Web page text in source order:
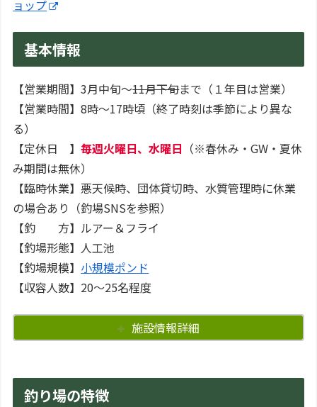
ョップ
基本情報
【営業期間】3月中旬～11月下旬まで（１年目は営業）
【営業時間】8時～17時頃（終了時刻は季節により異な
る）
【定休日 】毎週火曜日、水曜日 （※春休み・GW・夏休
み期間は無休）
【臨時休業】悪天候時、団体貸切時、水質管理時に休業
の場合あり（釣場SNSを参照）
【釣 方】ルアー＆フライ
【釣場形態】人工池
【釣場規模】 小規模ポンド
【収容人数】20～25名程度
施設情報詳細
釣り場の特徴